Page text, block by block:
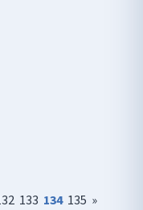
133 134 135 »